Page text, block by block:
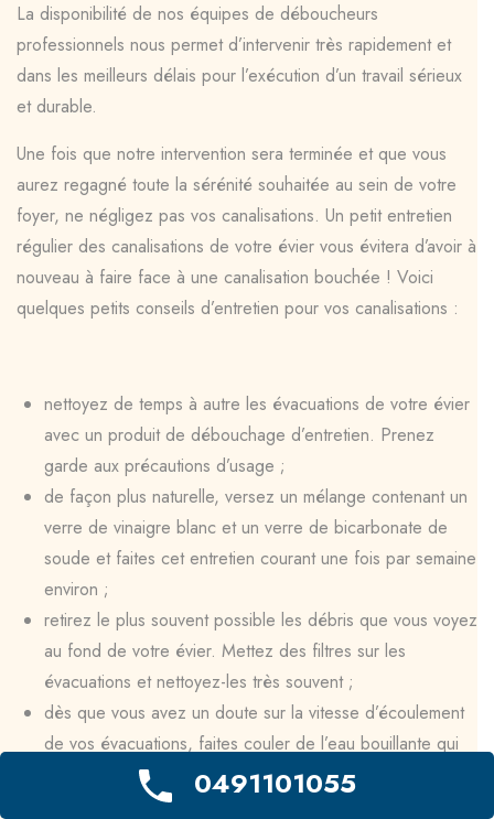
La disponibilité de nos équipes de déboucheurs
professionnels nous permet d’intervenir très rapidement et
dans les meilleurs délais pour l’exécution d’un travail sérieux
et durable.
Une fois que notre intervention sera terminée et que vous
aurez regagné toute la sérénité souhaitée au sein de votre
foyer, ne négligez pas vos canalisations. Un petit entretien
régulier des canalisations de votre évier vous évitera d’avoir à
nouveau à faire face à une canalisation bouchée ! Voici
quelques petits conseils d’entretien pour vos canalisations :
nettoyez de temps à autre les évacuations de votre évier
avec un produit de débouchage d’entretien. Prenez
garde aux précautions d’usage ;
de façon plus naturelle, versez un mélange contenant un
verre de vinaigre blanc et un verre de bicarbonate de
soude et faites cet entretien courant une fois par semaine
environ ;
retirez le plus souvent possible les débris que vous voyez
au fond de votre évier. Mettez des filtres sur les
évacuations et nettoyez-les très souvent ;
dès que vous avez un doute sur la vitesse d’écoulement
de vos évacuations, faites couler de l’eau bouillante qui
va diluer les résidus de savon ou de graisses qui
commencent à encombrer vos canalisations ;
0491101055